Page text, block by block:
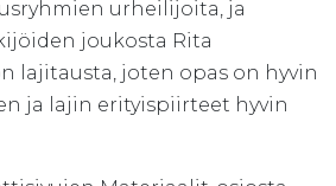
urheilijoita, ja
joukosta Rita
lajitausta, joten opas on hyvin
ja lajin erityispiirteet hyvin